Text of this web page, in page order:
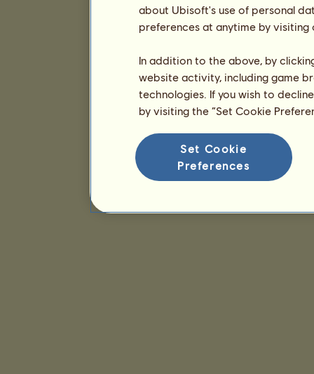
about Ubisoft's use of personal
preferences at anytime by
In addition to the above, by
website activity, including game
technologies. If you wish to
by visiting the “Set Cookie
Set Cookie
Preferences